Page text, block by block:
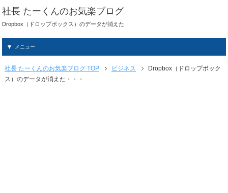
社長 たーくんのお気楽ブログ
Dropbox（ドロップボックス）のデータが消えた
メニュー
社長 たーくんのお気楽ブログ TOP ビジネス
Dropbox（ドロップボック
ス）のデータが消えた・・・